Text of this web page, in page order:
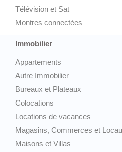
Télévision et Sat
Montres connectées
Immobilier
Appartements
Autre Immobilier
Bureaux et Plateaux
Colocations
Locations de vacances
Magasins, Commerces et
Maisons et Villas